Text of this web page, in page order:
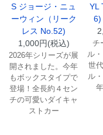
S ジョージ・ニュ
ーウィン（リーク
レス No.52)
1,000円(税込)
2026年シリーズが展
開されました。今年
もボックスタイプで
登場！全長約４セン
チの可愛いダイキャ
ストカー
YL
6)
チ
ル
世
ル